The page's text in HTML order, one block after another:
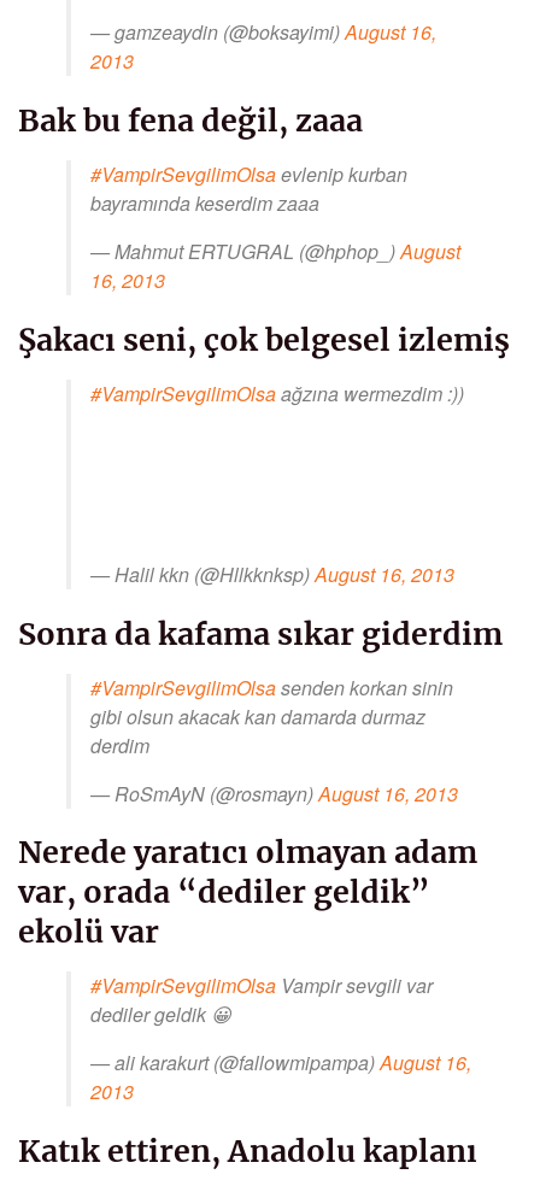
— gamzeaydin (@boksayimi)August 16,
2013
Bak bu fena değil, zaaa
#VampirSevgilimOlsaevlenip kurban
bayramında keserdim zaaa
— Mahmut ERTUGRAL (@hphop_)August
16, 2013
Şakacı seni, çok belgesel izlemiş
#VampirSevgilimOlsaağzına wermezdim :))
— Halil kkn (@Hllkknksp)August 16, 2013
Sonra da kafama sıkar giderdim
#VampirSevgilimOlsasenden korkan sinin
gibi olsun akacak kan damarda durmaz
derdim
— RoSmAyN (@rosmayn)August 16, 2013
Nerede yaratıcı olmayan adam
var, orada “dediler geldik”
ekolü var
#VampirSevgilimOlsa Vampir sevgili var
dediler geldik 😀
— ali karakurt (@fallowmipampa)August 16,
2013
Katık ettiren, Anadolu kaplanı